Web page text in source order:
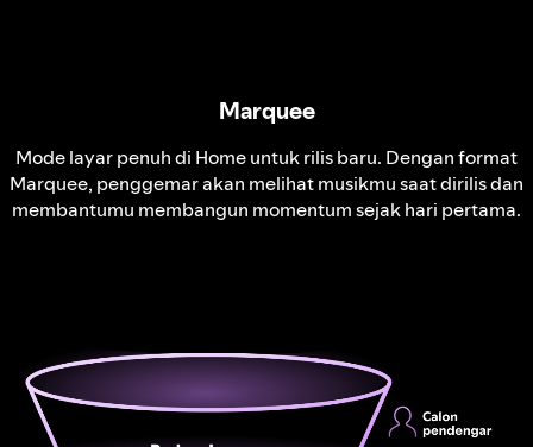
Marquee
Mode layar penuh di Home untuk rilis baru. Dengan format
Marquee, penggemar akan melihat musikmu saat dirilis dan
membantumu membangun momentum sejak hari pertama.